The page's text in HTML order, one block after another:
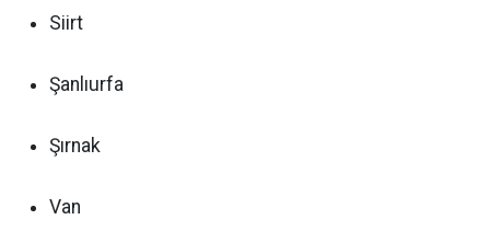
Siirt
Şanlıurfa
Şırnak
Van